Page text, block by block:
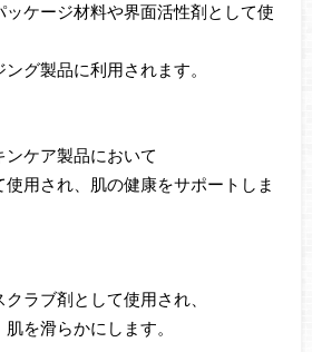
ケージ材料や界面活性剤として使
グ製品に利用されます。
ケア製品において
用され、肌の健康をサポートしま
ラブ剤として使用され、
を滑らかにします。